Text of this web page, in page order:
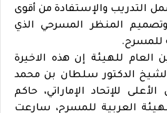
التدريب والإستفادة من أقوى
وتصميم المنظر المسرحي الذي
للمسرح.
العام للهيئة إن هذه الاخيرة
الدكتور سلطان بن محمد
للإتحاد الإماراتي، حاكم
العربية للمسرح، سارعت